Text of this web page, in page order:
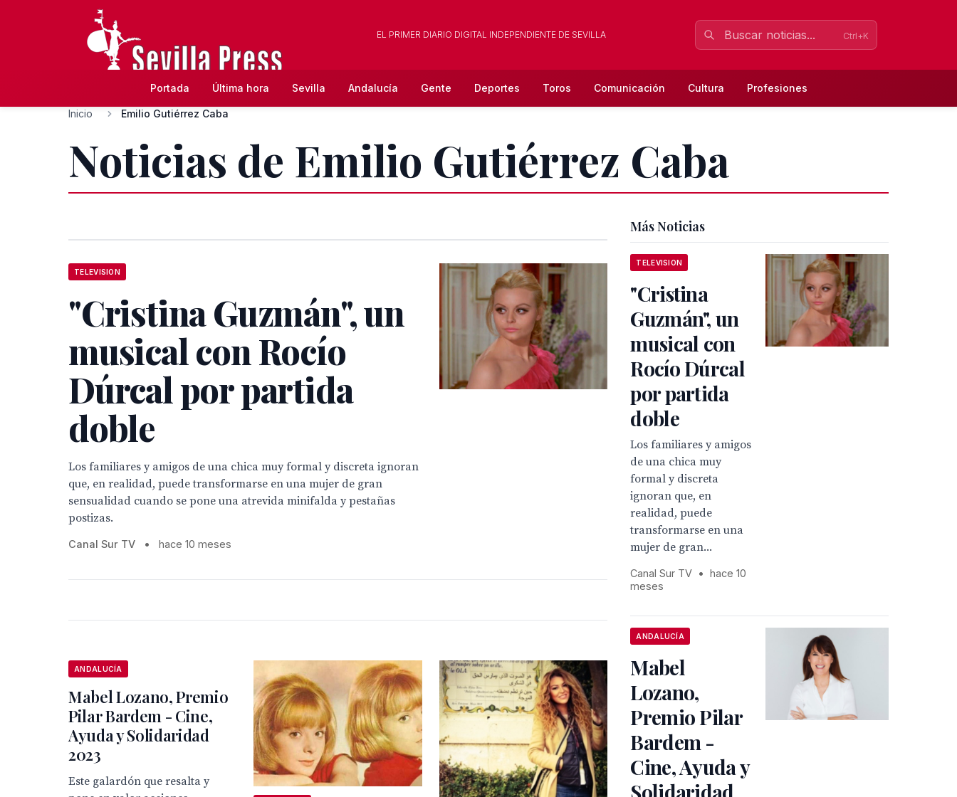
EL PRIMER DIARIO DIGITAL INDEPENDIENTE DE SEVILLA Ctrl+K
Portada Última hora Sevilla Andalucía Gente Deportes Toros Comunicación Cultura Profesiones
Inicio Emilio Gutiérrez Caba
Noticias de Emilio Gutiérrez Caba
TELEVISION
"Cristina Guzmán", un
musical con Rocío
Dúrcal por partida
doble
Los familiares y amigos de una chica muy formal y discreta ignoran
que, en realidad, puede transformarse en una mujer de gran
sensualidad cuando se pone una atrevida minifalda y pestañas
postizas.
Canal Sur TV • hace 10 meses
ANDALUCÍA
Mabel Lozano, Premio
Pilar Bardem - Cine,
Ayuda y Solidaridad
2023
Este galardón que resalta y
Más Noticias
TELEVISION
"Cristina
Guzmán", un
musical con
Rocío Dúrcal
por partida
doble
Los familiares y amigos
de una chica muy
formal y discreta
ignoran que, en
realidad, puede
transformarse en una
mujer de gran...
Canal Sur TV •
hace 10
meses
ANDALUCÍA
Mabel
Lozano,
Premio Pilar
Bardem -
Cine, Ayuda y
Solidaridad